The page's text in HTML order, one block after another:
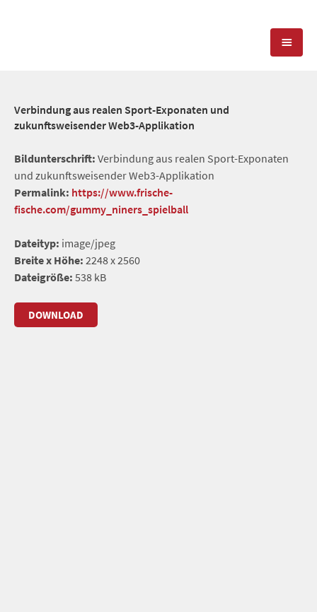
PRESSEARBEIT
SOCIAL MEDIA
POSITIONIERUNG
PR-AGENTUR
REFERENZEN
TEAM
STANDORT & KONTAKT
PRESSESERVICE
BLOG
KONTAKT
Verbindung aus realen Sport-Exponaten und
zukunftsweisender Web3-Applikation
Bildunterschrift: Verbindung aus realen Sport-Exponaten
und zukunftsweisender Web3-Applikation
Permalink: https://www.frische-
fische.com/gummy_niners_spielball
Dateityp: image/jpeg
Breite x Höhe: 2248 x 2560
Dateigröße: 538 kB
DOWNLOAD